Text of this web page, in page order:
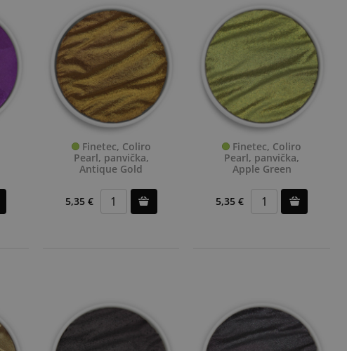
Finetec, Coliro
Pearl, panvička,
Antique Gold
5,35 €
Finetec, Coliro
Pearl, panvička,
Apple Green
5,35 €